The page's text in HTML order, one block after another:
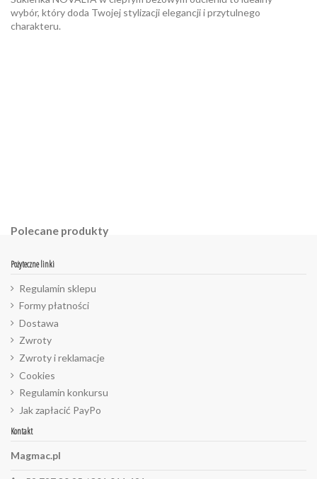
wybór, który doda Twojej stylizacji elegancji i przytulnego
charakteru.
Polecane produkty
Pożyteczne linki
Regulamin sklepu
Formy płatności
Dostawa
Zwroty
Zwroty i reklamacje
Cookies
Regulamin konkursu
Jak zapłacić PayPo
Kontakt
Magmac.pl